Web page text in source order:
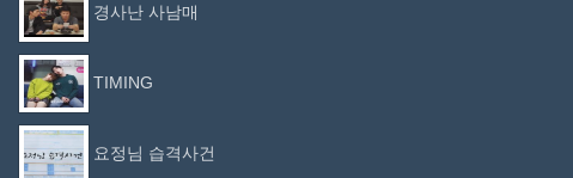
경사난 사남매
TIMING
요정님 습격사건